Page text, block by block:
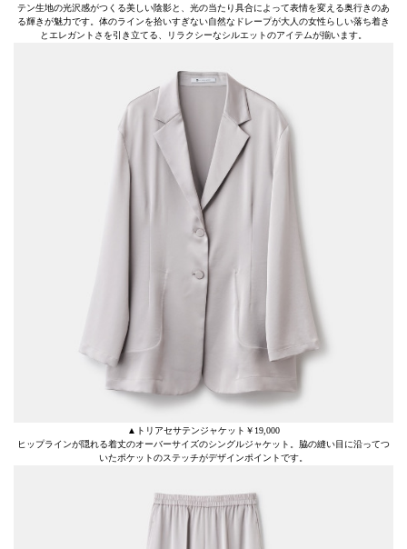
テン生地の光沢感がつくる美しい陰影と、光の当たり具合によって表情を変える奥行きのあ
る輝きが魅力です。体のラインを拾いすぎない自然なドレープが大人の女性らしい落ち着き
とエレガントさを引き立てる、リラクシーなシルエットのアイテムが揃います。
▲トリアセサテンジャケット￥19,000
ヒップラインが隠れる着丈のオーバーサイズのシングルジャケット。脇の縫い目に沿ってつ
いたポケットのステッチがデザインポイントです。